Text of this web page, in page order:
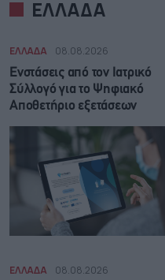
ΕΛΛΑΔΑ
ΕΛΛΑΔΑ 08.08.2026
Ενστάσεις από τον Ιατρικό
Σύλλογό για το Ψηφιακό
Αποθετήριο εξετάσεων
ΕΛΛΑΔΑ 08.08.2026